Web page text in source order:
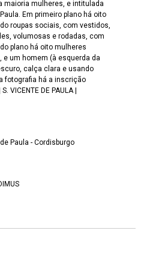
maioria mulheres, e intitulada
Em primeiro plano há oito
roupas sociais, com vestidos,
volumosas e rodadas, com
plano há oito mulheres
um homem (à esquerda da
calça clara e usando
fotografia há a inscrição
VICENTE DE PAULA |
Paula - Cordisburgo